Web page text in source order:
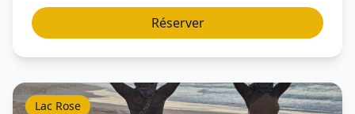
Réserver
Lac Rose